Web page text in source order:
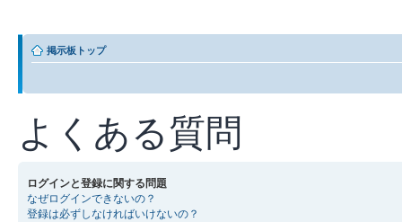
掲示板トップ
よくある質問
ログインと登録に関する問題
なぜログインできないの？
登録は必ずしなければいけないの？